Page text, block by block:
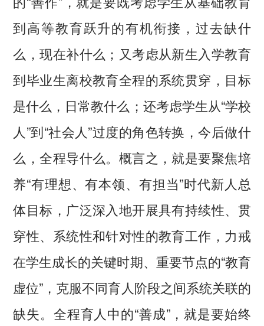
到高等教育跃升的有机衔接，过去缺什
么，现在补什么；又考虑从新生入学教育
到毕业生离校教育全程的系统贯穿，目标
是什么，日常教什么；还考虑学生从“学校
人”到“社会人”过度的角色转换，今后做什
么，全程导什么。概言之，就是要聚焦培
养“有理想、有本领、有担当”时代新人总
体目标，广泛深入地开展具有持续性、贯
穿性、系统性和针对性的教育工作，力戒
在学生成长的关键时期、重要节点的“教育
虚位”，克服不同育人阶段之间系统关联的
缺失。全程育人中的“善成”，就是要始终